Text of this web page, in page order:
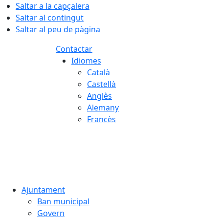
Saltar a la capçalera
Saltar al contingut
Saltar al peu de pàgina
Contactar
Idiomes
Català
Castellà
Anglès
Alemany
Francès
Ajuntament
Ban municipal
Govern